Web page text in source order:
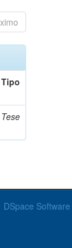
Tipo
Tese
DSpace Software